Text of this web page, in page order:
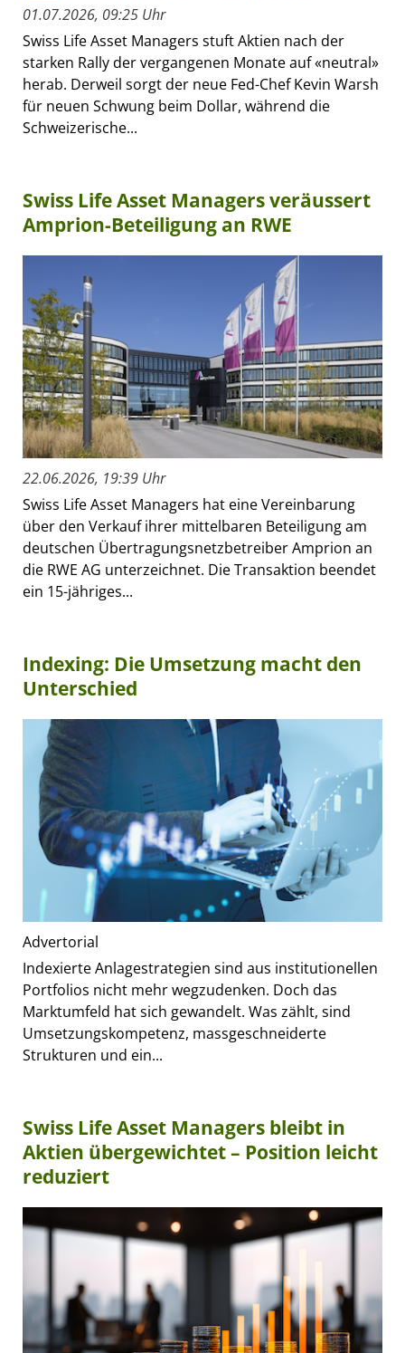
01.07.2026, 09:25 Uhr
Swiss Life Asset Managers stuft Aktien nach der
starken Rally der vergangenen Monate auf «neutral»
herab. Derweil sorgt der neue Fed-Chef Kevin Warsh
für neuen Schwung beim Dollar, während die
Schweizerische...
Swiss Life Asset Managers veräussert
Amprion-Beteiligung an RWE
22.06.2026, 19:39 Uhr
Swiss Life Asset Managers hat eine Vereinbarung
über den Verkauf ihrer mittelbaren Beteiligung am
deutschen Übertragungsnetzbetreiber Amprion an
die RWE AG unterzeichnet. Die Transaktion beendet
ein 15-jähriges...
Indexing: Die Umsetzung macht den
Unterschied
Advertorial
Indexierte Anlagestrategien sind aus institutionellen
Portfolios nicht mehr wegzudenken. Doch das
Marktumfeld hat sich gewandelt. Was zählt, sind
Umsetzungskompetenz, massgeschneiderte
Strukturen und ein...
Swiss Life Asset Managers bleibt in
Aktien übergewichtet – Position leicht
reduziert